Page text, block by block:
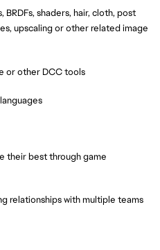
shaders, hair, cloth, post
upscaling or other related image
or other DCC tools
their best through game
relationships with multiple teams